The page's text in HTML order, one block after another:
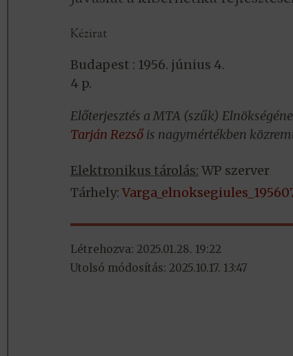
Kézirat
Budapest : 1956. június 4.
4 p.
Előterjesztés a MTA (szűk)
Tarján Rezsőis nagymértékben
Elektronikus tárolás: WP szerver
Tárhely:
Létrehozva: 2025.01.28. 19:22
Utolsó módosítás: 2025.10.17. 13:47